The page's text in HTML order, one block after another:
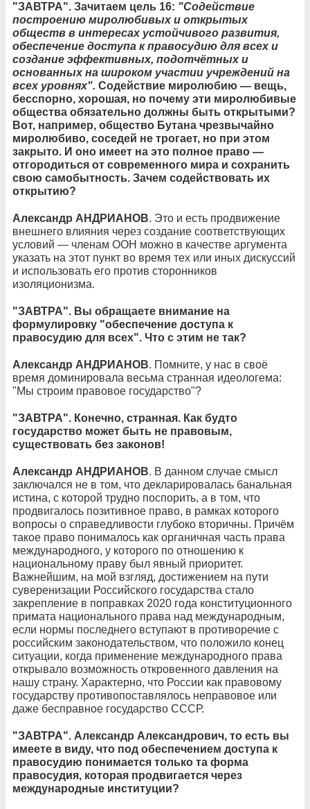
"ЗАВТРА". Зачитаем цель 16: "Содействие
построению миролюбивых и открытых
обществ в интересах устойчивого развития,
обеспечение доступа к правосудию для всех и
создание эффективных, подотчётных и
основанных на широком участии учреждений на
всех уровнях". Содействие миролюбию — вещь,
бесспорно, хорошая, но почему эти миролюбивые
общества обязательно должны быть открытыми?
Вот, например, общество Бутана чрезвычайно
миролюбиво, соседей не трогает, но при этом
закрыто. И оно имеет на это полное право —
отгородиться от современного мира и сохранить
свою самобытность. Зачем содействовать их
открытию?
Александр АНДРИАНОВ. Это и есть продвижение
внешнего влияния через создание соответствующих
условий — членам ООН можно в качестве аргумента
указать на этот пункт во время тех или иных дискуссий
и использовать его против сторонников
изоляционизма.
"ЗАВТРА". Вы обращаете внимание на
формулировку "обеспечение доступа к
правосудию для всех". Что с этим не так?
Александр АНДРИАНОВ. Помните, у нас в своё
время доминировала весьма странная идеологема:
"Мы строим правовое государство"?
"ЗАВТРА". Конечно, странная. Как будто
государство может быть не правовым,
существовать без законов!
Александр АНДРИАНОВ. В данном случае смысл
заключался не в том, что декларировалась банальная
истина, с которой трудно поспорить, а в том, что
продвигалось позитивное право, в рамках которого
вопросы о справедливости глубоко вторичны. Причём
такое право понималось как органичная часть права
международного, у которого по отношению к
национальному праву был явный приоритет.
Важнейшим, на мой взгляд, достижением на пути
суверенизации Российского государства стало
закрепление в поправках 2020 года конституционного
примата национального права над международным,
если нормы последнего вступают в противоречие с
российским законодательством, что положило конец
ситуации, когда применение международного права
открывало возможность откровенного давления на
нашу страну. Характерно, что России как правовому
государству противопоставлялось неправовое или
даже бесправное государство СССР.
"ЗАВТРА". Александр Александрович, то есть вы
имеете в виду, что под обеспечением доступа к
правосудию понимается только та форма
правосудия, которая продвигается через
международные институции?